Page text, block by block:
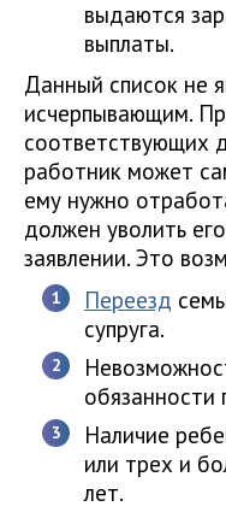
выдаются
выплаты.
Данный список не
исчерпывающим.
соответствующих
работник может
ему нужно
должен уволить
заявлении. Это
Переезд
супруга.
обязанности
Наличие
или трех и
лет.